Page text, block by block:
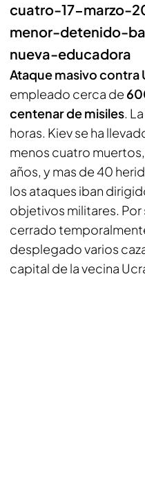
cuatro-17-marzo-
menor-detenido-
nueva-educadora
Ataque masivo contra
empleado cerca de
centenar de misiles.
horas. Kiev se ha
menos cuatro muertos,
años, y mas de 40
los ataques iban
objetivos militares. Por
cerrado
desplegado varios
capital de la vecina